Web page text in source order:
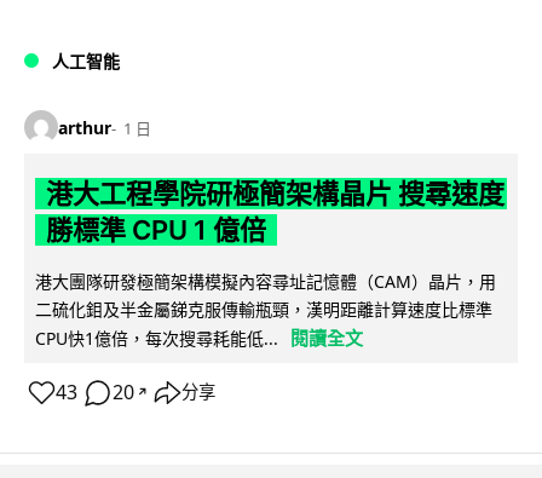
人工智能
arthur 1 日
港大工程學院研極簡架構晶片 搜尋速度
勝標準 CPU 1 億倍
港大團隊研發極簡架構模擬內容尋址記憶體（CAM）晶片，用
二硫化鉬及半金屬銻克服傳輸瓶頸，漢明距離計算速度比標準
CPU快1億倍，每次搜尋耗能低...
閱讀全文
43 20 ↗ 分享